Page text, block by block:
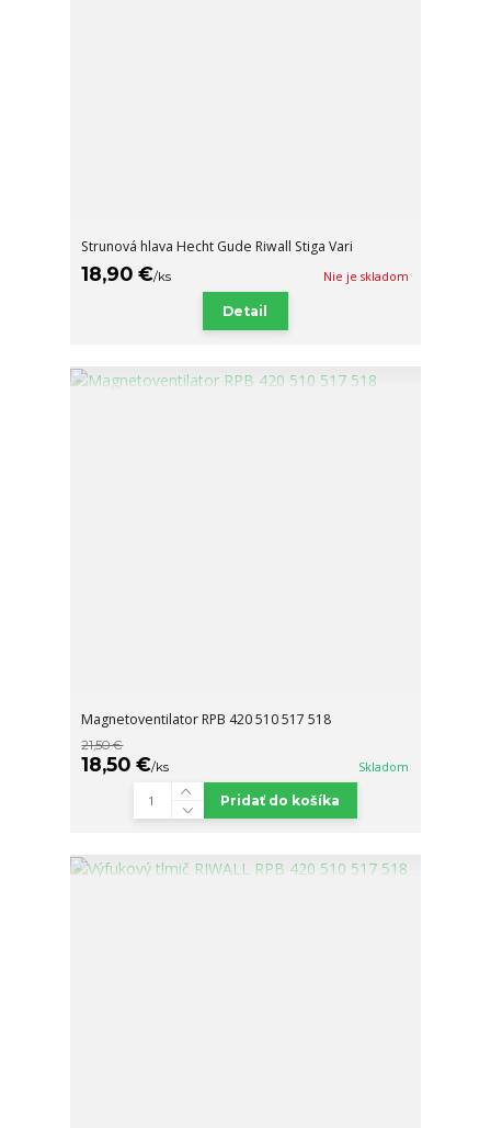
Strunová hlava Hecht Gude Riwall Stiga Vari
18,90 €/ks Nie je skladom
Detail
Magnetoventilator RPB 420 510 517 518
21,50 €
18,50 €/ks Skladom
Pridať do košíka